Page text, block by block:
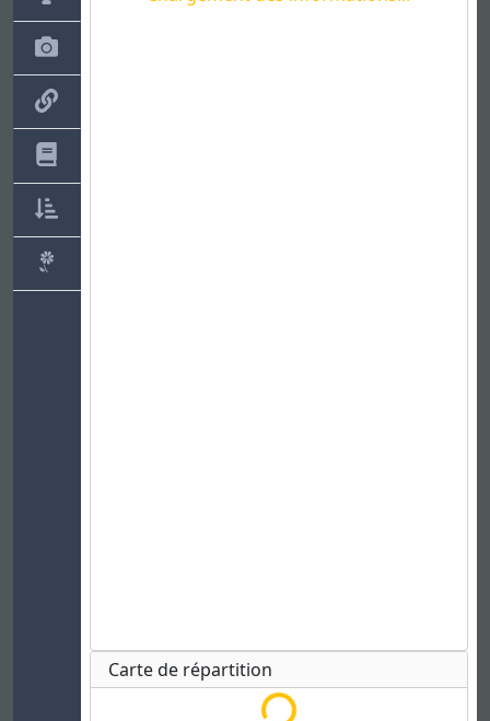
Carte de répartition
Chargement des informations...